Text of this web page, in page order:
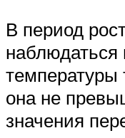
В период
она не
значения